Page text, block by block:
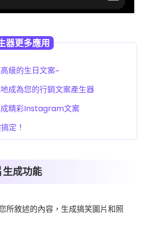
器更多應用
級的生日文案~
成為您的行銷文案產生器
精彩Instagram文案
定！
成功能
敘述的內容，生成搞笑圖片和照